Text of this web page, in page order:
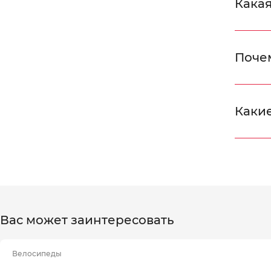
Вас может заинтересовать
Велосипеды